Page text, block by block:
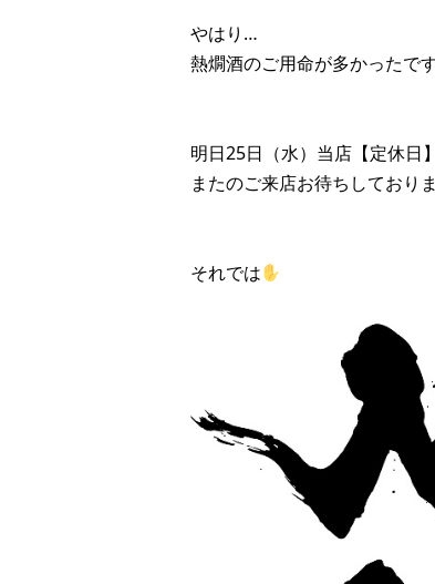
やはり…
熱燗酒のご用命が多かったで
明日25日（水）当店【定休日
またのご来店お待ちしておりま
それでは